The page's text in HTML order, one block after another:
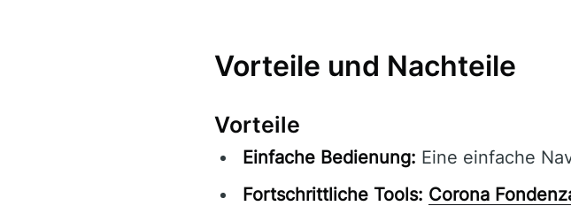
Vorteile und Nachteile
Vorteile
Einfache Bedienung: Eine einfache
Fortschrittliche Tools: Corona